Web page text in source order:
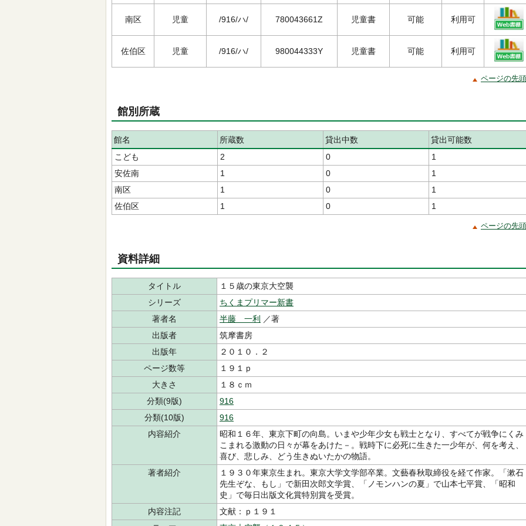
南区 児童 /916/ハ/ 780043661Z 児童書 可能 利用可
佐伯区 児童 /916/ハ/ 980044333Y 児童書 可能 利用可
ページの先
館別所蔵
館名 所蔵数 貸出中数
貸出可能数
こども
2 0
1
安佐南
1 0
1
南区
1 0
1
佐伯区
1 0 1
ページの先
資料詳細
タイトル
１５歳の東京大空襲
シリーズ
ちくまプリマー新書
著者名
半藤 一利
／著
出版者
筑摩書房
出版年
２０１０．２
ページ数等
１９１ｐ
大きさ
１８ｃｍ
分類(9版)
916
分類(10版)
916
内容紹介
昭和１６年、東京下町の向島。いまや少年少女も戦士となり、すべてが戦争にくみ
こまれる激動の日々が幕をあけた－。戦時下に必死に生きた一少年が、何を考え、
喜び、悲しみ、どう生きぬいたかの物語。
著者紹介
１９３０年東京生まれ。東京大学文学部卒業。文藝春秋取締役を経て作家。「漱石
先生ぞな、もし」で新田次郎文学賞、「ノモンハンの夏」で山本七平賞、「昭和
史」で毎日出版文化賞特別賞を受賞。
内容注記
文献：ｐ１９１